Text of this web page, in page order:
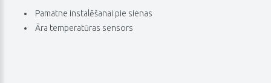
 Pamatne instalēšanai pie sienas
 Āra temperatūras sensors